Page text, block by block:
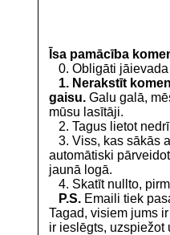
Īsa pamācība
0. Obligāti jāievada
1. Nerakstīt
gaisu. Galu galā,
mūsu lasītāji.
2. Tagus lietot
3. Viss, kas sākās
automātiski
jaunā logā.
4. Skatīt nullto,
P.S. Emaili tiek
Tagad, visiem jums
ir ieslēgts, uzspiežot